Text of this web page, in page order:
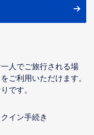
人でご旅行される場
ご利用いただけます。
イン手続き